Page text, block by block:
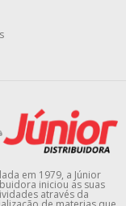
em 1979, a Júnior
iniciou as suas
através da